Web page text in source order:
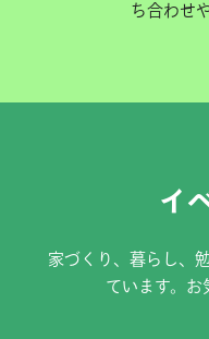
ち合わせ
イ
家づくり、暮らし、
ています。お